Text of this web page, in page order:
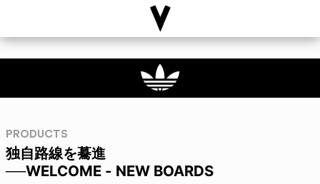
PRODUCTS
独自路線を驀進
──WELCOME - NEW BOARDS